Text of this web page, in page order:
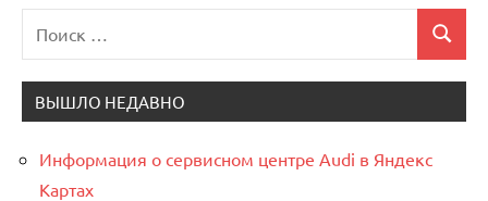
для:
Поиск
ВЫШЛО НЕДАВНО
Информация о сервисном центре Audi в Яндекс
Картах